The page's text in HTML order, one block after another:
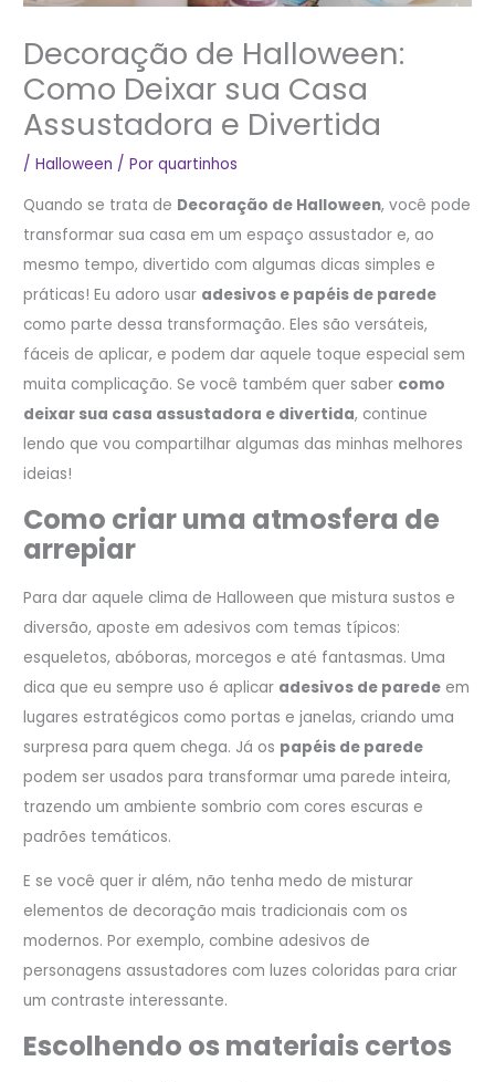
Decoração de Halloween:
Como Deixar sua Casa
Assustadora e Divertida
/Halloween / Porquartinhos
Quando se trata de Decoração de Halloween, você pode
transformar sua casa em um espaço assustador e, ao
mesmo tempo, divertido com algumas dicas simples e
práticas! Eu adoro usar adesivos e papéis de parede
como parte dessa transformação. Eles são versáteis,
fáceis de aplicar, e podem dar aquele toque especial sem
muita complicação. Se você também quer saber como
deixar sua casa assustadora e divertida, continue
lendo que vou compartilhar algumas das minhas melhores
ideias!
Como criar uma atmosfera de
arrepiar
Para dar aquele clima de Halloween que mistura sustos e
diversão, aposte em adesivos com temas típicos:
esqueletos, abóboras, morcegos e até fantasmas. Uma
dica que eu sempre uso é aplicar adesivos de parede em
lugares estratégicos como portas e janelas, criando uma
surpresa para quem chega. Já os papéis de parede
podem ser usados para transformar uma parede inteira,
trazendo um ambiente sombrio com cores escuras e
padrões temáticos.
E se você quer ir além, não tenha medo de misturar
elementos de decoração mais tradicionais com os
modernos. Por exemplo, combine adesivos de
personagens assustadores com luzes coloridas para criar
um contraste interessante.
Escolhendo os materiais certos